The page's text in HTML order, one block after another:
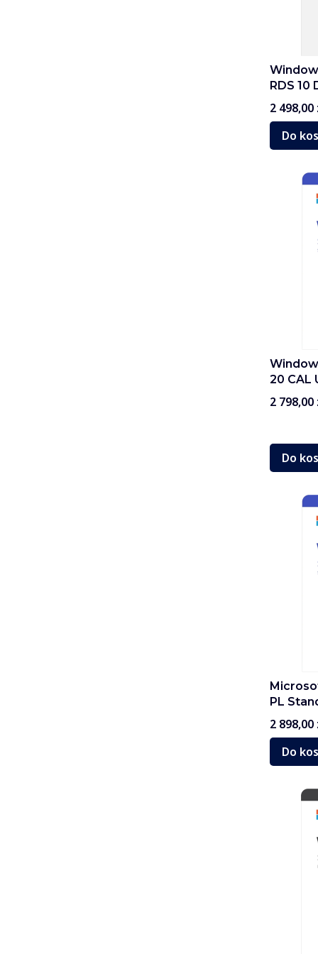
RDS 10
Cena
2 498,00
Do
20 CAL
Cena
2 798,00
Do
PL
Cena
2 898,00
Do